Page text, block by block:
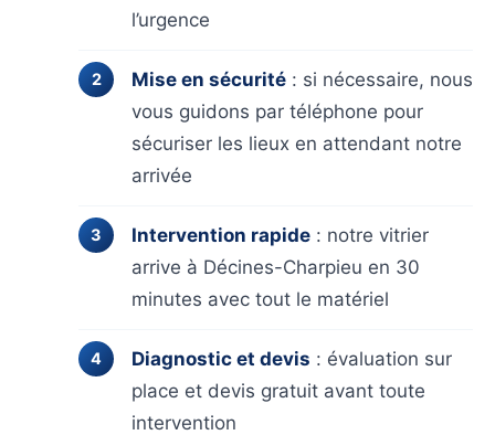
l’urgence
Mise en sécurité : si nécessaire, nous
vous guidons par téléphone pour
sécuriser les lieux en attendant notre
arrivée
Intervention rapide : notre vitrier
arrive à Décines-Charpieu en 30
minutes avec tout le matériel
Diagnostic et devis : évaluation sur
place et devis gratuit avant toute
intervention